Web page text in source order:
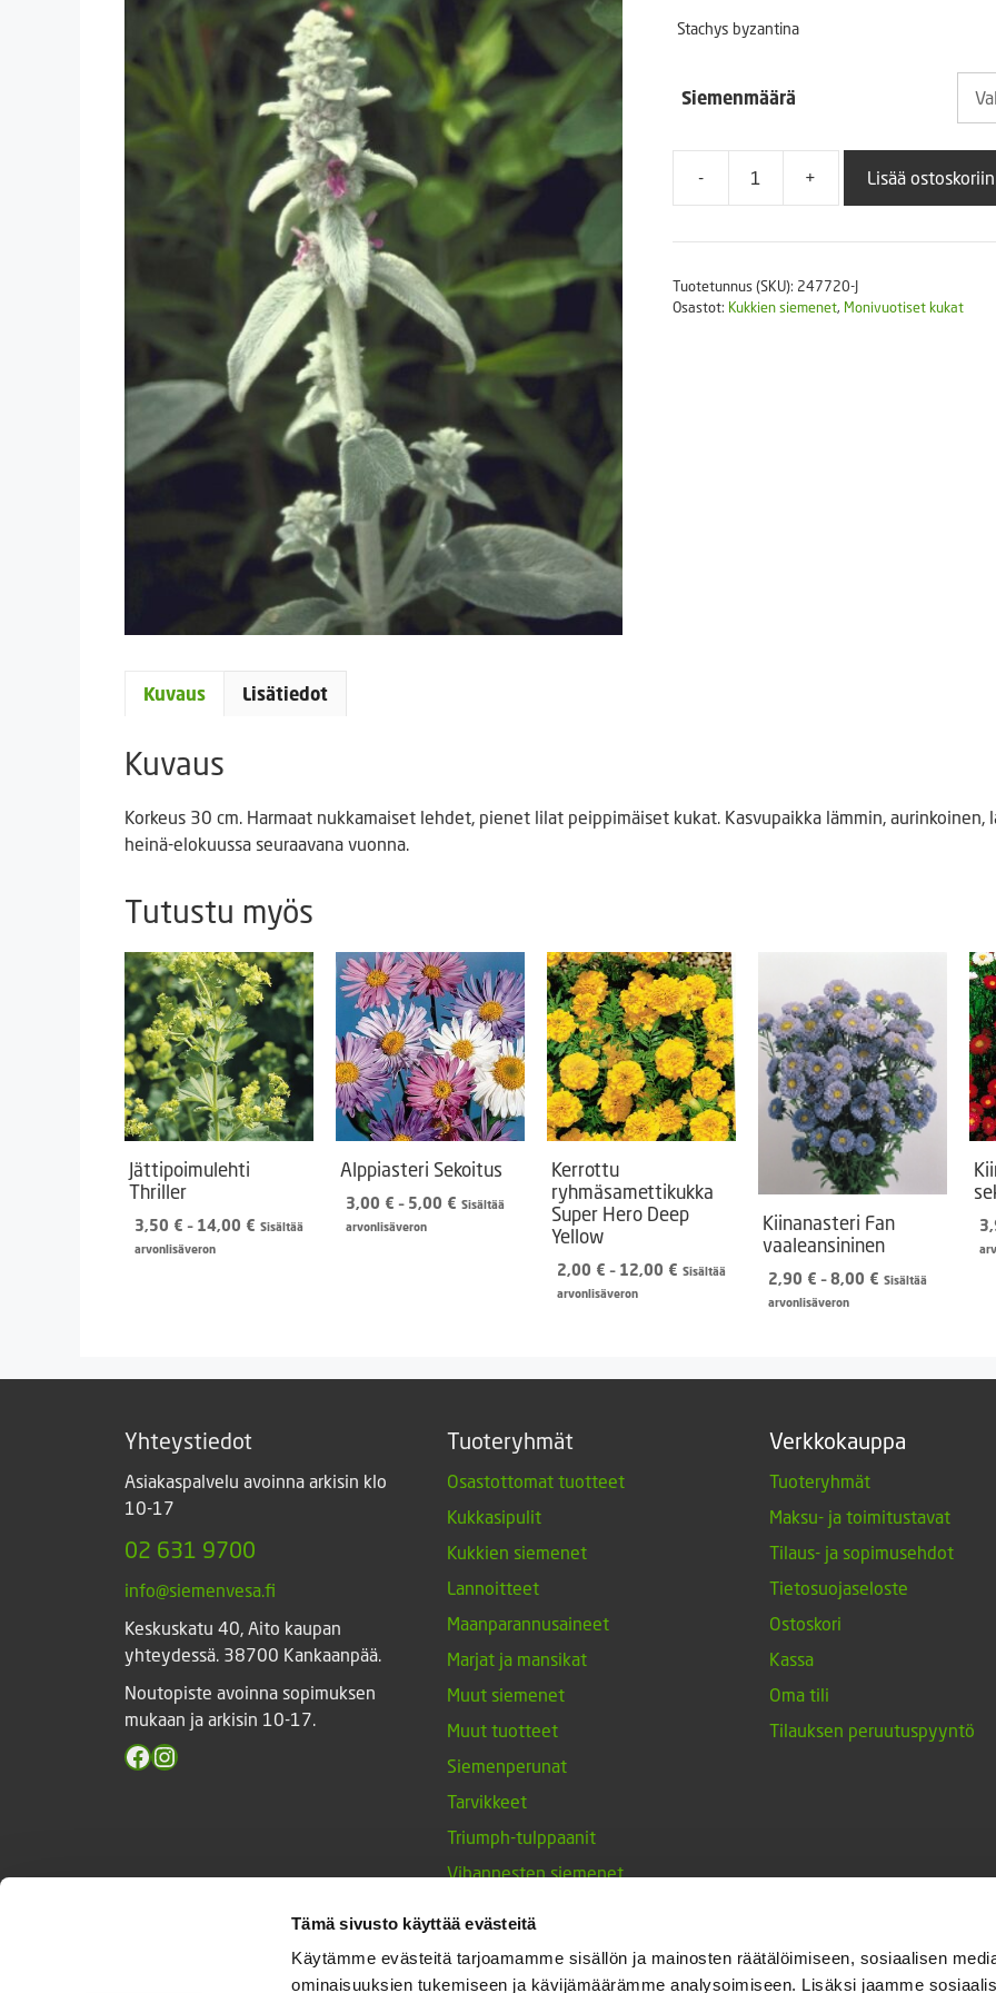
Tämä sivusto käyttää evästeitä
Käytämme evästeitä tarjoamamme sisällön ja mainosten räätälöimiseen, sosiaalisen
ominaisuuksien tukemiseen ja kävijämäärämme analysoimiseen. Lisäksi jaamme
7,00
Stachys byzantina
Siemenmäärä
-
Nukkapähkämö
+ Lisää ostoskoriin
Tuotetunnus (SKU): 247720-J
Osastot: Kukkien siemenet, Monivuotiset kukat
Kuvaus Lisätiedot
Kuvaus
Korkeus 30 cm. Harmaat nukkamaiset lehdet, pienet lilat peippimäiset kukat. Kasvupaikka lämmin, aurinkoinen,
heinä-elokuussa seuraavana vuonna.
Tutustu myös
Jättipoimulehti
Thriller
3,50 € – 14,00 € Hintaluokka:
Sisältää
arvonlisäveron
Alppiasteri Sekoitus
3,00 € – 5,00 € Hintaluokka:
Sisältää
arvonlisäveron
Kerrottu
ryhmäsamettikukka
Super Hero Deep
Yellow
2,00 € – 12,00 € Hintaluokka:
Sisältää
arvonlisäveron
Kiinanasteri Fan
vaaleansininen
2,90 € – 8,00 € Hintaluokka:
Sisältää
arvonlisäveron
Yhteystiedot
Asiakaspalvelu avoinna arkisin klo
10-17
02 631 9700
info@siemenvesa.fi
Keskuskatu 40, Aito kaupan
yhteydessä. 38700 Kankaanpää.
Noutopiste avoinna sopimuksen
mukaan ja arkisin 10-17.
Facebook
Instagram
Tuoteryhmät
Osastottomat tuotteet
Kukkasipulit
Kukkien siemenet
Lannoitteet
Maanparannusaineet
Marjat ja mansikat
Muut siemenet
Muut tuotteet
Siemenperunat
Tarvikkeet
Triumph-tulppaanit
Vihannesten siemenet
Verkkokauppa
Tuoteryhmät
Maksu- ja toimitustavat
Tilaus- ja sopimusehdot
Tietosuojaseloste
Ostoskori
Kassa
Oma tili
Tilauksen peruutuspyyntö